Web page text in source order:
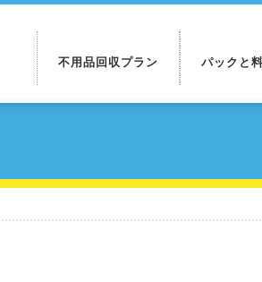
不用品回収プラン パックと